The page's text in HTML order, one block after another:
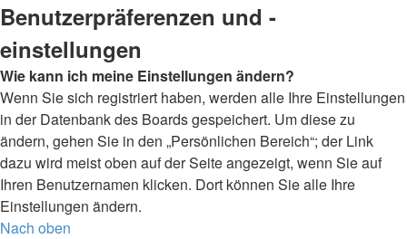
Benutzerpräferenzen und -
einstellungen
Wie kann ich meine Einstellungen ändern?
Wenn Sie sich registriert haben, werden alle Ihre Einstellungen
in der Datenbank des Boards gespeichert. Um diese zu
ändern, gehen Sie in den „Persönlichen Bereich“; der Link
dazu wird meist oben auf der Seite angezeigt, wenn Sie auf
Ihren Benutzernamen klicken. Dort können Sie alle Ihre
Einstellungen ändern.
Nach oben